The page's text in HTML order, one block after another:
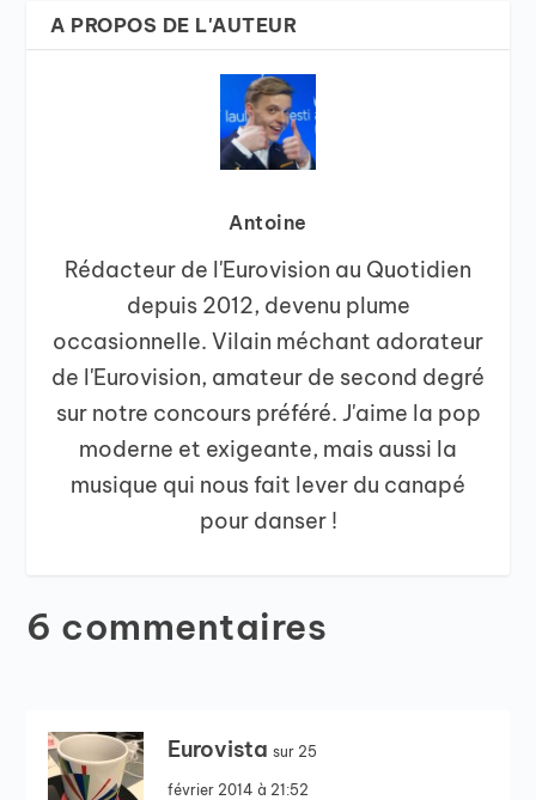
A PROPOS DE L'AUTEUR
Antoine
Rédacteur de l'Eurovision au Quotidien
depuis 2012, devenu plume
occasionnelle. Vilain méchant adorateur
de l'Eurovision, amateur de second degré
sur notre concours préféré. J'aime la pop
moderne et exigeante, mais aussi la
musique qui nous fait lever du canapé
pour danser !
6 commentaires
Eurovista sur 25
février 2014 à 21:52